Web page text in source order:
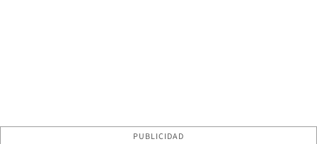
PUBLICIDAD